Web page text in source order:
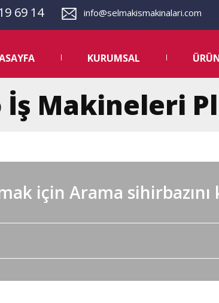
69 14 info@selmakismakinalari.com
KURUMSAL
İş Makineleri
için Arama sihirbazını